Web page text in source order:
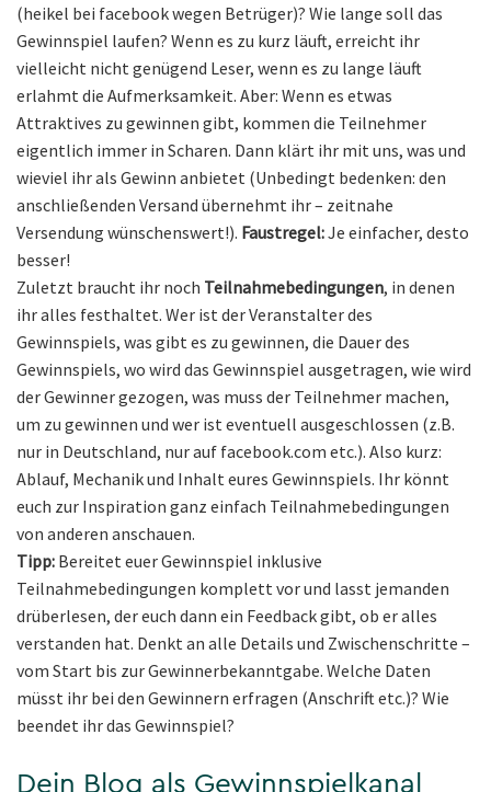
(heikel bei facebook wegen Betrüger)? Wie lange soll das
Gewinnspiel laufen? Wenn es zu kurz läuft, erreicht ihr
vielleicht nicht genügend Leser, wenn es zu lange läuft
erlahmt die Aufmerksamkeit. Aber: Wenn es etwas
Attraktives zu gewinnen gibt, kommen die Teilnehmer
eigentlich immer in Scharen. Dann klärt ihr mit uns, was und
wieviel ihr als Gewinn anbietet (Unbedingt bedenken: den
anschließenden Versand übernehmt ihr – zeitnahe
Versendung wünschenswert!). Faustregel:Je einfacher, desto
besser!
Zuletzt braucht ihr noch Teilnahmebedingungen, in denen
ihr alles festhaltet. Wer ist der Veranstalter des
Gewinnspiels, was gibt es zu gewinnen, die Dauer des
Gewinnspiels, wo wird das Gewinnspiel ausgetragen, wie wird
der Gewinner gezogen, was muss der Teilnehmer machen,
um zu gewinnen und wer ist eventuell ausgeschlossen (z.B.
nur in Deutschland, nur auf facebook.com etc.). Also kurz:
Ablauf, Mechanik und Inhalt eures Gewinnspiels. Ihr könnt
euch zur Inspiration ganz einfach Teilnahmebedingungen
von anderen anschauen.
Tipp: Bereitet euer Gewinnspiel inklusive
Teilnahmebedingungen komplett vor und lasst jemanden
drüberlesen, der euch dann ein Feedback gibt, ob er alles
verstanden hat. Denkt an alle Details und Zwischenschritte –
vom Start bis zur Gewinnerbekanntgabe. Welche Daten
müsst ihr bei den Gewinnern erfragen (Anschrift etc.)? Wie
beendet ihr das Gewinnspiel?
Dein Blog als Gewinnspielkanal